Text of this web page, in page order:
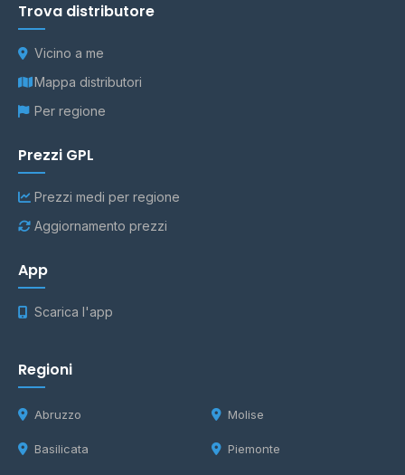
Trova distributore
Vicino a me
Mappa distributori
Per regione
Prezzi GPL
Prezzi medi per regione
Aggiornamento prezzi
App
Scarica l'app
Regioni
Abruzzo
Basilicata
Molise
Piemonte